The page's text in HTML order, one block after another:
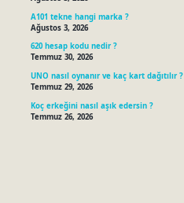
A101 tekne hangi marka ?
Ağustos 3, 2026
620 hesap kodu nedir ?
Temmuz 30, 2026
UNO nasıl oynanır ve kaç kart dağıtılır ?
Temmuz 29, 2026
Koç erkeğini nasıl aşık edersin ?
Temmuz 26, 2026